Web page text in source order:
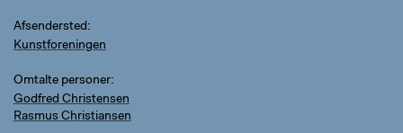
Afsendersted
Kunstforeningen
Omtalte personer
Godfred Christensen
Rasmus Christiansen